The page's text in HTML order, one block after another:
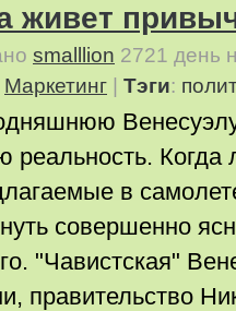
живет
smalllion 2721 день
Маркетинг Тэги:
реальность.
в
совершенно
"Чавистская"
правительство